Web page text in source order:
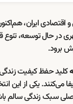
و اقتصادی ایران،
در حال توسعه، تنوع
برود.
کلید حفظ کیفیت
می‌کنند. یکی از این
اصلی سبک زندگی سالم